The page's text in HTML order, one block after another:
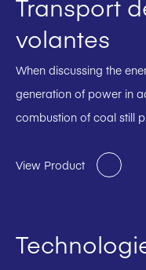
Transport
volantes
When discussing the
generation of power in
combustion of coal still
View Product